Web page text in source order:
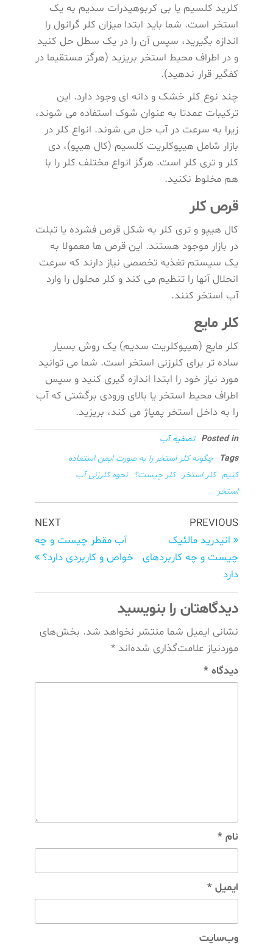
کلرید کلسیم یا بی کربوهیدرات سدیم به یک
استخر است. شما باید ابتدا میزان کلر گرانول را
اندازه بگیرید، سپس آن را در یک سطل حل کنید
و در اطراف محیط استخر بریزید (هرگز مستقیما در
کفگیر قرار ندهید).
چند نوع کلر خشک و دانه ای وجود دارد. این
ترکیبات عمدتا به عنوان شوک استفاده می شوند،
زیرا به سرعت در آب حل می شوند. انواع کلر در
بازار شامل هیپوکلریت کلسیم (کال هیپو)، دی
کلر و تری کلر است. هرگز انواع مختلف کلر را با
هم مخلوط نکنید.
قرص کلر
کال هیپو و تری کلر به شکل قرص فشرده یا تبلت
در بازار موجود هستند. این قرص ها معمولا به
یک سیستم تغذیه تخصصی نیاز دارند که سرعت
انحلال آنها را تنظیم می کند و کلر محلول را وارد
آب استخر کنند.
کلر مایع
کلر مایع (هیپوکلریت سدیم) یک روش بسیار
ساده تر برای کلرزنی استخر است. شما می توانید
مورد نیاز خود را ابتدا اندازه گیری کنید و سپس
اطراف محیط استخر یا بالای ورودی برگشتی که آب
را به داخل استخر پمپاژ می کند، بریزید.
Posted in تصفیه آب
Tags
چگونه کلر استخر را به صورت ایمن استفاده
کنیم کلر استخر کلر چیست؟
نحوه کلرزنی آب
استخر
راهبری
نوشته‌ها
Previous
Post
PREVIOUS
انیدرید مالئیک
چیست و چه کاربردهای
دارد
NEXT
آب مقطر چیست و چه
خواص و کاربردی دارد؟
دیدگاهتان را بنویسید
نشانی ایمیل شما منتشر نخواهد شد. بخش‌های
موردنیاز علامت‌گذاری شده‌اند *
دیدگاه *
نام *
ایمیل *
وب‌سایت